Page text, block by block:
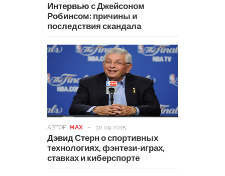
Интервью с Джейсоном
Робинсом: причины и
последствия скандала
АВТОР: MAX - 30.09.2015
Дэвид Стерн о спортивных
технологиях, фэнтези-играх,
ставках и киберспорте